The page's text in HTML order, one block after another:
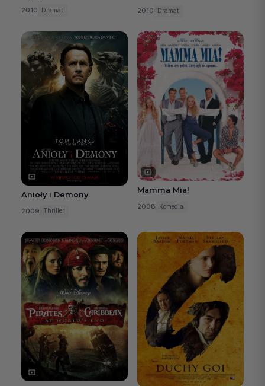
2010 Dramat 2010 Dramat
Anioły i Demony
2009 Thriller
Mamma Mia!
2008 Komedia